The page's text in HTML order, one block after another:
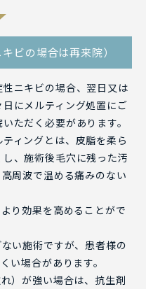
ビの場合は再来院）
性ニキビの場合、翌日又は
日にメルティング処置にご
ただく必要があります。
ティングとは、皮脂を柔ら
し、施術後毛穴に残った汚
周波で温める痛みのない
り効果を高めることがで
い施術ですが、患者様の
い場合があります。
）が強い場合は、抗生剤